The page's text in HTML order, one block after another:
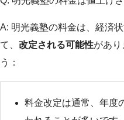
A: 明光義塾の料金は、経済
て、 改定される可能性があり
う：
料金改定は通常、年度